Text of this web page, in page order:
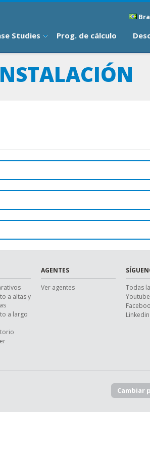
Studies Prog. de cálculo
a altas y
a largo
AGENTES
Ver agentes
Todas
Youtube
Linkedin
Cambiar